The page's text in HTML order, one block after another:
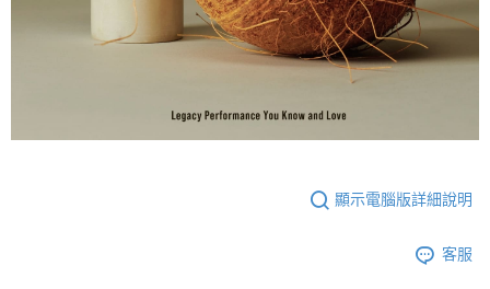
顯示電腦版詳細說明
客服